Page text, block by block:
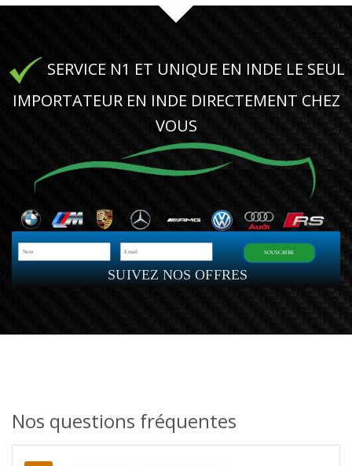
SERVICE N1 ET UNIQUE EN INDE LE SEUL
IMPORTATEUR EN INDE DIRECTEMENT CHEZ
VOUS
SUIVEZ NOS OFFRES
SOUSCRIRE
Nos questions fréquentes